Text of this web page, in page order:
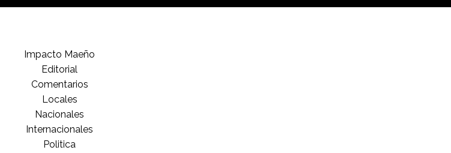
Impacto Maeño
Editorial
Comentarios
Locales
Nacionales
Internacionales
Politica